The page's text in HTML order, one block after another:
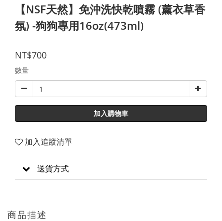
【NSF天然】免沖洗快乾噴霧 (薰衣草香
氛) -狗狗專用16oz(473ml)
NT$700
數量
加入購物車
加入追蹤清單
送貨方式
商品描述